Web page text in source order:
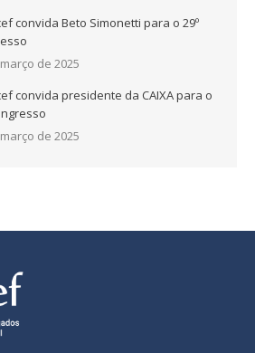
convida Beto Simonetti para o 29º
de 2025
convida presidente da CAIXA para o
de 2025